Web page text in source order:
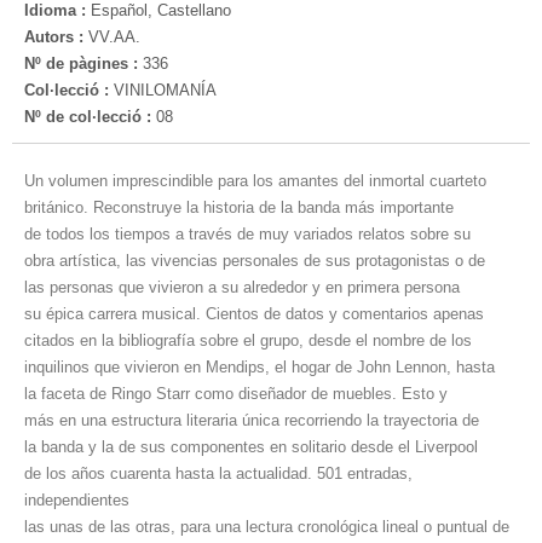
Idioma : Español, Castellano
Autors : VV.AA.
Nº de pàgines : 336
Col·lecció : VINILOMANÍA
Nº de col·lecció : 08
Un volumen imprescindible para los amantes del inmortal cuarteto
británico. Reconstruye la historia de la banda más importante
de todos los tiempos a través de muy variados relatos sobre su
obra artística, las vivencias personales de sus protagonistas o de
las personas que vivieron a su alrededor y en primera persona
su épica carrera musical. Cientos de datos y comentarios apenas
citados en la bibliografía sobre el grupo, desde el nombre de los
inquilinos que vivieron en Mendips, el hogar de John Lennon, hasta
la faceta de Ringo Starr como diseñador de muebles. Esto y
más en una estructura literaria única recorriendo la trayectoria de
la banda y la de sus componentes en solitario desde el Liverpool
de los años cuarenta hasta la actualidad. 501 entradas,
independientes
las unas de las otras, para una lectura cronológica lineal o puntual de